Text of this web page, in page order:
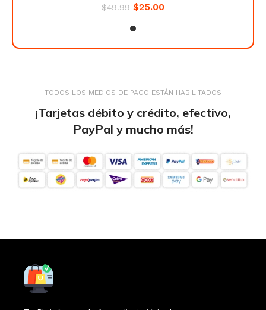
$49.99 $25.00
TODOS LOS MEDIOS DE PAGO ESTÁN HABILITADOS
¡Tarjetas débito y crédito, efectivo,
PayPal y mucho más!